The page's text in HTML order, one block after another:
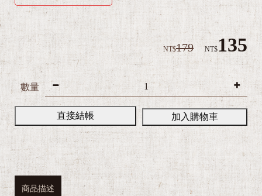
NT$179 NT$135
數量
直接結帳 加入購物車
商品描述